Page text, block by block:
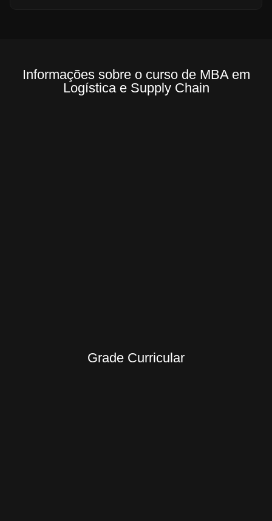
Informações sobre o curso de MBA em
Logística e Supply Chain
Grade Curricular